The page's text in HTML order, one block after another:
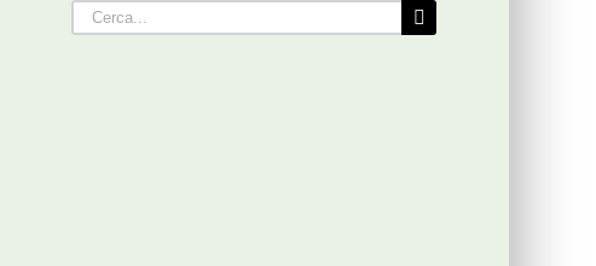
Cerca
per: